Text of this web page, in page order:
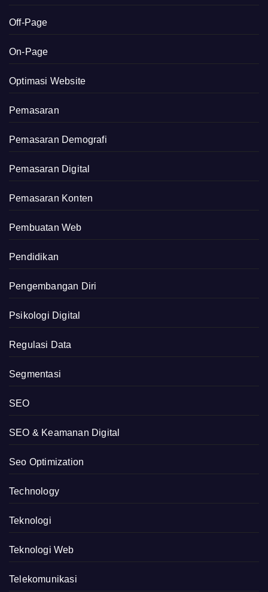
Off-Page
On-Page
Optimasi Website
Pemasaran
Pemasaran Demografi
Pemasaran Digital
Pemasaran Konten
Pembuatan Web
Pendidikan
Pengembangan Diri
Psikologi Digital
Regulasi Data
Segmentasi
SEO
SEO & Keamanan Digital
Seo Optimization
Technology
Teknologi
Teknologi Web
Telekomunikasi